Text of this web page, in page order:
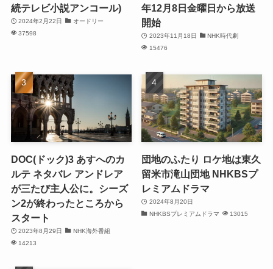
続テレビ小説アンコール)
2024年2月22日
オードリー
37598
年12月8日金曜日から放送
開始
2023年11月18日
NHK時代劇
15476
DOC(ドック)3 あすへのカ
ルテ ネタバレ アンドレア
が三たび主人公に。シーズ
ン2が終わったところから
スタート
2023年8月29日
NHK海外番組
14213
団地のふたり ロケ地は東久
留米市滝山団地 NHKBSプ
レミアムドラマ
2024年8月20日
NHKBSプレミアムドラマ
13015